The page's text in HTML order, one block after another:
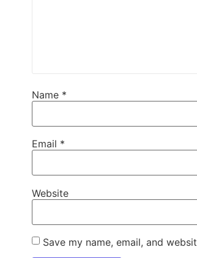
Name *
Email *
Website
Save my name, email, and